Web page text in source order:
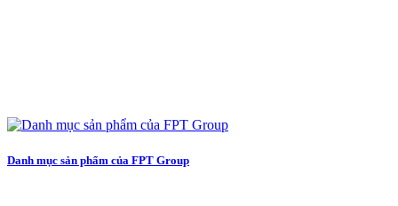
Danh mục sản phẩm của FPT Group